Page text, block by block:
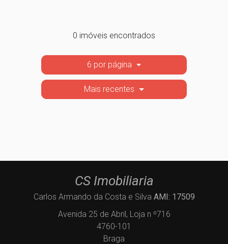
0 imóveis encontrados
6 por página
Mais recentes
CS Imobiliaria
Carlos Armando da Costa e Silva AMI: 17509
Avenida 25 de Abril, Loja n º716
4760-101
Braga